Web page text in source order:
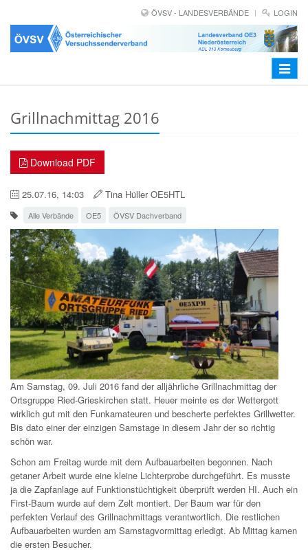
ÖVSV - LANDESVERBÄNDE LOGIN
Toggle
Grillnachmittag 2016
Download PDF
25.07.16, 14:03 Tina Hüller OE5HTL
Alle Verbände OE5 ÖVSV Dachverband
Am Samstag, 09. Juli 2016 fand der alljährliche Grillnachmittag der
Ortsgruppe Ried-Grieskirchen statt. Heuer meinte es der Wettergott
wirklich gut mit den Funkamateuren und bescherte perfektes Grillwetter.
Bis dato einer der einzigen Samstage in diesem Jahr der so richtig
schön war.
Schon am Freitag wurde mit dem Aufbauarbeiten begonnen. Nach
getaner Arbeit wurde eine kleine Lichterprobe durchgeführt. Es musste
ja die Zapfanlage auf Funktionstüchtigkeit überprüft werden HI. Auch ein
First-Baum wurde auf dem Zelt montiert. Der Baum war für den
perfekten Verlauf des Grillnachmittags verantwortlich. Die restlichen
Aufbauarbeiten wurden am Samstagvormittag erledigt. Ab Mittag kamen
die ersten Besucher.